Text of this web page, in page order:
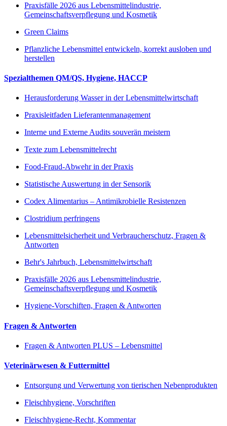
Praxisfälle 2026 aus Lebensmittelindustrie,
Gemeinschaftsverpflegung und Kosmetik
Green Claims
Pflanzliche Lebensmittel entwickeln, korrekt ausloben und
herstellen
Spezialthemen QM/QS, Hygiene, HACCP
Herausforderung Wasser in der Lebensmittelwirtschaft
Praxisleitfaden Lieferantenmanagement
Interne und Externe Audits souverän meistern
Texte zum Lebensmittelrecht
Food-Fraud-Abwehr in der Praxis
Statistische Auswertung in der Sensorik
Codex Alimentarius – Antimikrobielle Resistenzen
Clostridium perfringens
Lebensmittelsicherheit und Verbraucherschutz, Fragen &
Antworten
Behr's Jahrbuch, Lebensmittelwirtschaft
Praxisfälle 2026 aus Lebensmittelindustrie,
Gemeinschaftsverpflegung und Kosmetik
Hygiene-Vorschiften, Fragen & Antworten
Fragen & Antworten
Fragen & Antworten PLUS – Lebensmittel
Veterinärwesen & Futtermittel
Entsorgung und Verwertung von tierischen Nebenprodukten
Fleischhygiene, Vorschriften
Fleischhygiene-Recht, Kommentar